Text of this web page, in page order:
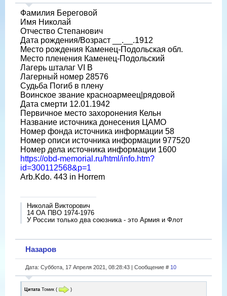
Фамилия Береговой
Имя Николай
Отчество Степанович
Дата рождения/Возраст __.__.1912
Место рождения Каменец-Подольская обл.
Место пленения Каменец-Подольский
Лагерь шталаг VI B
Лагерный номер 28576
Судьба Погиб в плену
Воинское звание красноармеец|рядовой
Дата смерти 12.01.1942
Первичное место захоронения Кельн
Название источника донесения ЦАМО
Номер фонда источника информации 58
Номер описи источника информации 977520
Номер дела источника информации 1600
https://obd-memorial.ru/html/info.htm?
id=300112568&p=1
Arb.Kdo. 443 in Horrem
Николай Викторович
14 ОА ПВО 1974-1976
У России только два союзника - это Армия и Флот
Назаров
Дата: Суббота, 17 Апреля 2021, 08:28:43 | Сообщение # 10
Цитата Томик ( )